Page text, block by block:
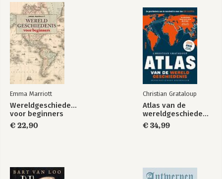
Emma Marriott
Wereldgeschiedenis
voor beginners
€ 22,90
Christian Grataloup
Atlas van de
wereldgeschiedenis
€ 34,99